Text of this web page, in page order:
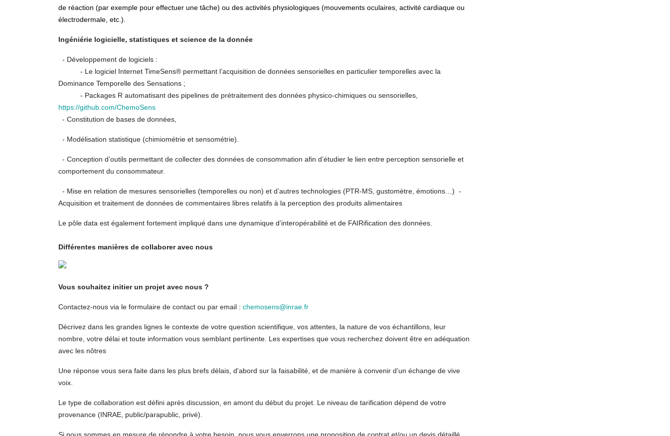
de réaction (par exemple pour effectuer une tâche) ou des activités physiologiques (mouvements oculaires, activité cardiaque ou
électrodermale, etc.).
Ingéniérie logicielle, statistiques et science de la donnée
- Développement de logiciels :
- Le logiciel Internet TimeSens® permettant l’acquisition de données sensorielles en particulier temporelles avec la
Dominance Temporelle des Sensations ;
- Packages R automatisant des pipelines de prétraitement des données physico-chimiques ou sensorielles,
https://github.com/ChemoSens
- Constitution de bases de données,
- Modélisation statistique (chimiométrie et sensométrie).
- Conception d’outils permettant de collecter des données de consommation afin d’étudier le lien entre perception sensorielle et
comportement du consommateur.
- Mise en relation de mesures sensorielles (temporelles ou non) et d’autres technologies (PTR-MS, gustomètre, émotions…) -
Acquisition et traitement de données de commentaires libres relatifs à la perception des produits alimentaires
Le pôle data est également fortement impliqué dans une dynamique d’interopérabilité et de FAIRification des données.
Différentes manières de collaborer avec nous
Vous souhaitez initier un projet avec nous ?
Contactez-nous via le formulaire de contact ou par email : chemosens@inrae.fr
Décrivez dans les grandes lignes le contexte de votre question scientifique, vos attentes, la nature de vos échantillons, leur
nombre, votre délai et toute information vous semblant pertinente. Les expertises que vous recherchez doivent être en adéquation
avec les nôtres
Une réponse vous sera faite dans les plus brefs délais, d'abord sur la faisabilité, et de manière à convenir d’un échange de vive
voix.
Le type de collaboration est défini après discussion, en amont du début du projet. Le niveau de tarification dépend de votre
provenance (INRAE, public/parapublic, privé).